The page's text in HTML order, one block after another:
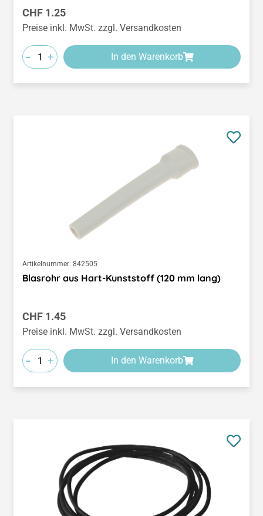
Regulärer Preis:
CHF 1.25
Preise inkl. MwSt. zzgl. Versandkosten
- + In den Warenkorb
Artikelnummer: 842505
Blasrohr aus Hart-Kunststoff (120 mm lang)
Regulärer Preis:
CHF 1.45
Preise inkl. MwSt. zzgl. Versandkosten
- + In den Warenkorb